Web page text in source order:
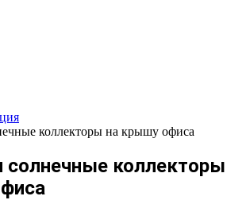
коллекторы на крышу офиса
солнечные коллекторы